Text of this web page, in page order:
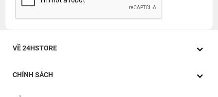
VỀ 24HSTORE
CHÍNH SÁCH